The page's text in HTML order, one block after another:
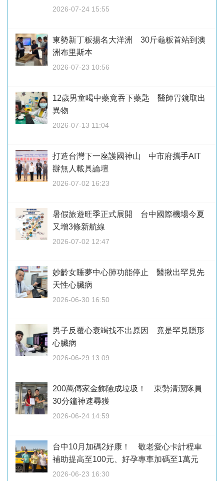
2026-07-24 15:55
東勢新丁粄揚名大洋洲 30斤龜粄首站到澳
洲布里斯本
2026-07-23 10:56
12歲男童喝中藥竟吞下藥匙 醫師胃鏡取出
異物
2026-07-13 11:04
打造台灣下一座護國神山 中市府攜手AIT
辦無人載具論壇
2026-07-02 16:23
暑假旅遊旺季正式展開 台中國際機場今夏
又增3條新航線
2026-07-02 12:47
妙齡女睡夢中心肺功能停止 醫揪出罕見先
天性心臟病
2026-06-30 16:50
男子反覆心衰竭找不出原因 竟是罕見隱形
心臟病
2026-06-29 13:09
200萬傳家金飾險成垃圾！ 東勢清潔隊員
30分鐘神速尋獲
2026-06-24 14:59
台中10月加碼2好康！ 敬老愛心卡計程車
補助提高至100元、好孕專車加碼至1萬元
2026-06-23 16:30